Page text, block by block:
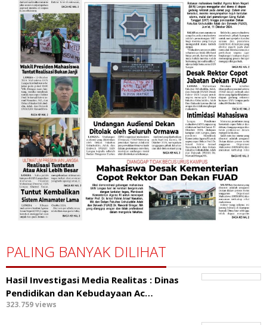
PALING BANYAK DILIHAT
Hasil Investigasi Media Realitas : ‎Dinas
Pendidikan dan Kebudayaan Ac…
323.759 views